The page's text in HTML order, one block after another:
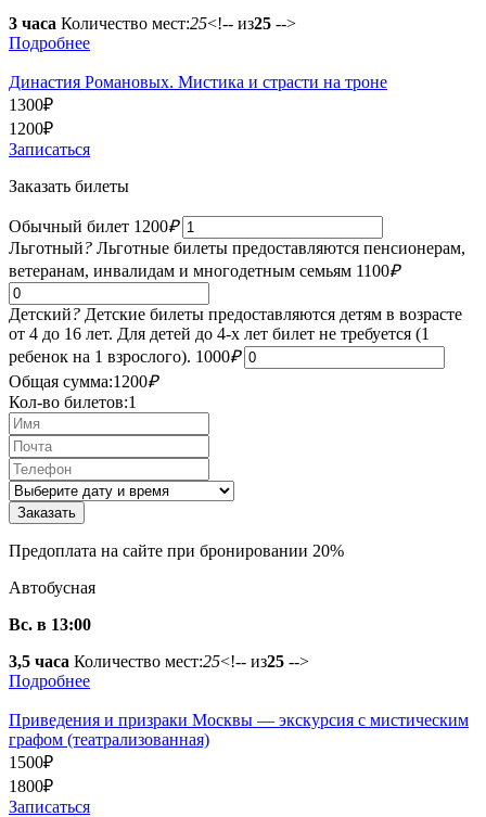
3 часа Количество мест:25<!-- из25 -->
Подробнее
Династия Романовых. Мистика и страсти на троне
1300₽
1200₽
Записаться
Заказать билеты
Обычный билет 1200₽
Льготный? Льготные билеты предоставляются пенсионерам,
ветеранам, инвалидам и многодетным семьям 1100₽
Детский? Детские билеты предоставляются детям в возрасте
от 4 до 16 лет. Для детей до 4-х лет билет не требуется (1
ребенок на 1 взрослого). 1000₽
Общая сумма:1200₽
Кол-во билетов:1
Предоплата на сайте при бронировании 20%
Автобусная
Вс. в 13:00
3,5 часа Количество мест:25<!-- из25 -->
Подробнее
Приведения и призраки Москвы — экскурсия с мистическим
графом (театрализованная)
1500₽
1800₽
Записаться